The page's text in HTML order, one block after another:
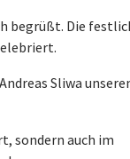
begrüßt. Die
Sliwa
sondern auch im